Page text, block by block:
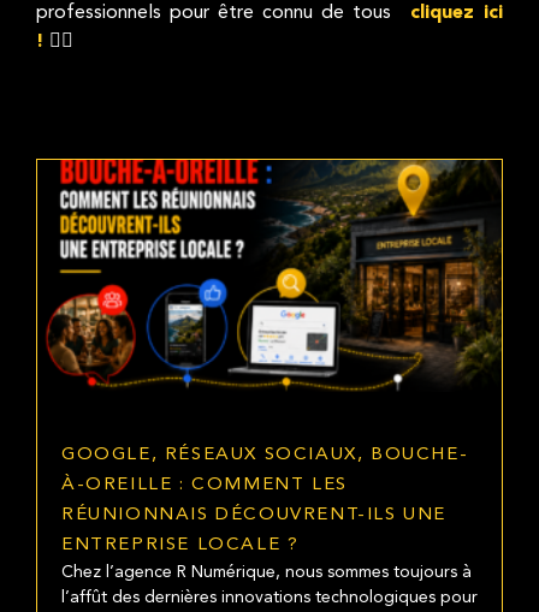
professionnels pour être connu de tous
cliquez ici
! 👈🏻
GOOGLE, RÉSEAUX SOCIAUX, BOUCHE-
À-OREILLE : COMMENT LES
RÉUNIONNAIS DÉCOUVRENT-ILS UNE
ENTREPRISE LOCALE ?
Chez l’agence R Numérique, nous sommes toujours à
l’affût des dernières innovations technologiques pour